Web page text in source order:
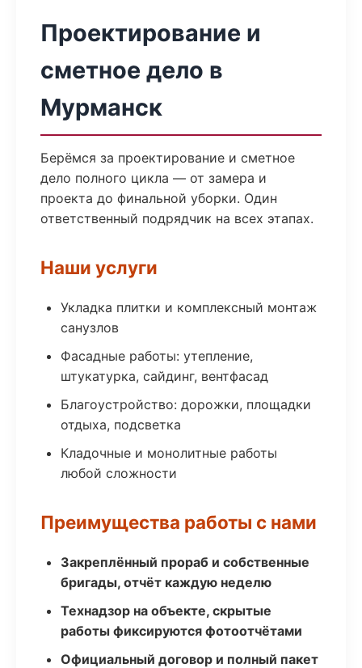
Проектирование и
сметное дело в
Мурманск
Берёмся за проектирование и сметное
дело полного цикла — от замера и
проекта до финальной уборки. Один
ответственный подрядчик на всех этапах.
Наши услуги
Укладка плитки и комплексный монтаж
санузлов
Фасадные работы: утепление,
штукатурка, сайдинг, вентфасад
Благоустройство: дорожки, площадки
отдыха, подсветка
Кладочные и монолитные работы
любой сложности
Преимущества работы с нами
Закреплённый прораб и собственные
бригады, отчёт каждую неделю
Технадзор на объекте, скрытые
работы фиксируются фотоотчётами
Официальный договор и полный пакет